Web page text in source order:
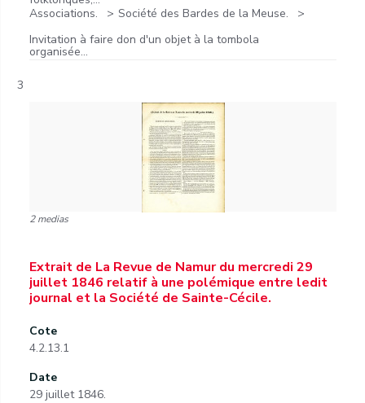
Associations.
Société des Bardes de la Meuse.
Invitation à faire don d'un objet à la tombola
organisée...
3
2 medias
Extrait de La Revue de Namur du mercredi 29
juillet 1846 relatif à une polémique entre ledit
journal et la Société de Sainte-Cécile.
Cote
4.2.13.1
Date
29 juillet 1846.